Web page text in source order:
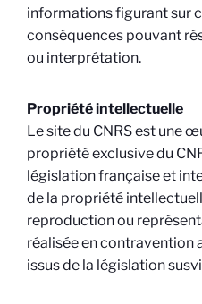
informations figurant sur
conséquences pouvant
ou interprétation.
Propriété intellectuelle
Le site du CNRS est une
propriété exclusive du
législation française et
de la propriété
reproduction ou
réalisée en contravention
issus de la législation